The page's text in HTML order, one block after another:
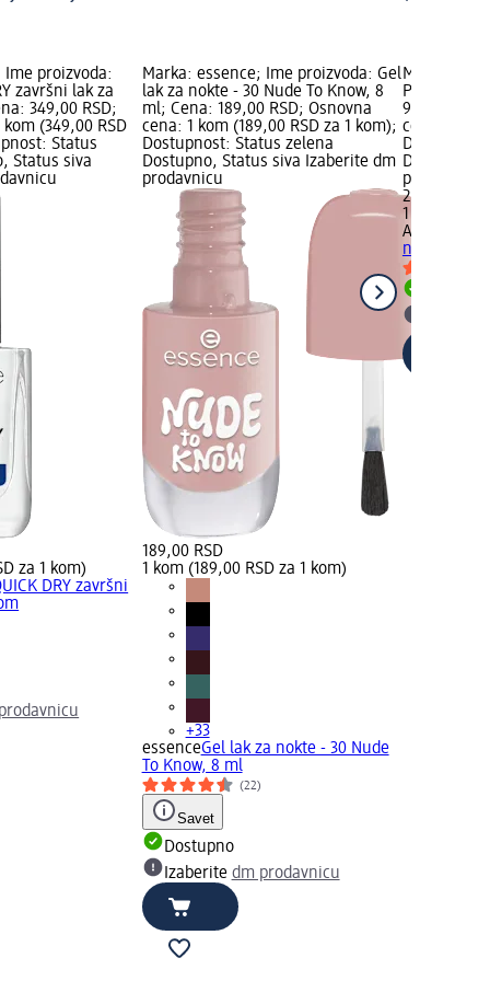
Ime proizvoda:
završni lak za
349,00 RSD;
(349,00 RSD
Status
Status siva
za 1 kom)
DRY završni
Marka: essence; Ime proizvoda: Gel
lak za nokte - 30 Nude To Know, 8
ml; Cena: 189,00 RSD; Osnovna
cena: 1 kom (189,00 RSD za 1 kom);
Dostupnost: Status zelena
Dostupno, Status siva Izaberite dm
prodavnicu
189,00 RSD
1 kom (189,00 RSD za 1 kom)
+33
essenceGel lak za nokte - 30 Nude
To Know, 8 ml
(22)
Savet
Dostupno
Izaberite dm prodavnicu
Marka:
Pro! Top
9,5 ml;
cena: 1
Dostupno,
prodavnicu
279,00 RSD
1 kom
AURA
nadlak,,